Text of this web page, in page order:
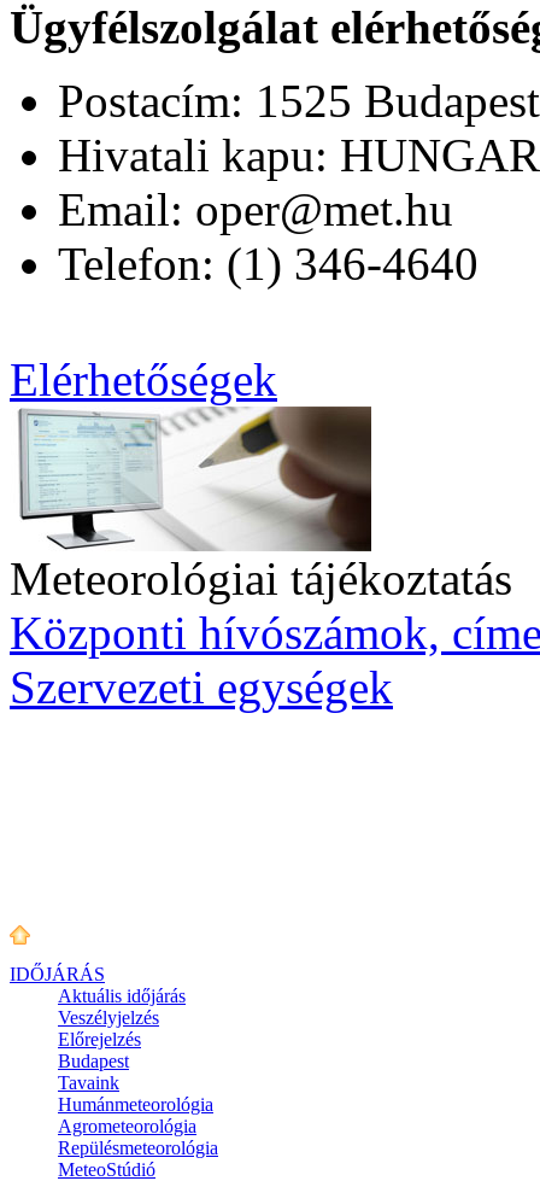
Ügyfélszolgálat
Postacím: 1525
Hivatali kapu:
Email: oper@met.hu
Telefon: (1) 346-4640
Elérhetőségek
Meteorológiai tájékoztatás
Központi hívószámok,
Szervezeti egységek
IDŐJÁRÁS
Aktuális időjárás
Veszélyjelzés
Előrejelzés
Budapest
Tavaink
Humánmeteorológia
Agrometeorológia
Repülésmeteorológia
MeteoStúdió